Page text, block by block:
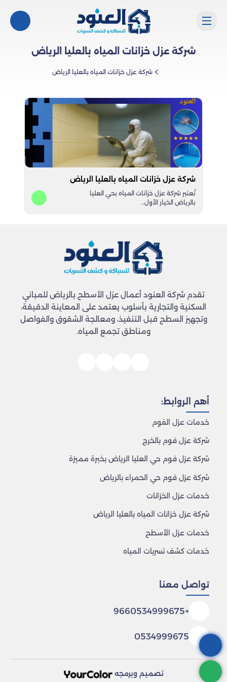
شركة عزل خزانات المياه بالعليا الرياض
شركة عزل خزانات المياه بالعليا الرياض
شركة عزل خزانات المياه بالعليا الرياض
تُعتبر شركة عزل خزانات المياه بحي العليا
بالرياض الخيار الأول…
تقدم شركة العنود أعمال عزل الأسطح بالرياض للمباني
السكنية والتجارية بأسلوب يعتمد على المعاينة الدقيقة،
وتجهيز السطح قبل التنفيذ، ومعالجة الشقوق والفواصل
ومناطق تجمع المياه.
أهم الروابط:
خدمات عزل الفوم
شركة عزل فوم بالخرج
شركة عزل فوم حي العليا الرياض بخبرة مميزة
شركة عزل فوم حي الحمراء بالرياض
خدمات عزل الخزانات
شركة عزل خزانات المياه بالعليا الرياض
خدمات عزل الأسطح
خدمات كشف تسربات المياه
تواصل معنا
+9660534999675
0534999675
تصميم وبرمجه